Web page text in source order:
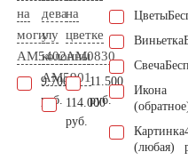
на
могилу
AM5402
9.700
руб.
дева
у
колонны
AM5901
114.000
руб.
на
цветке
AM0830
11.500
руб.
Цветы
Виньетка
Свеча
Икона
Картинка
(любая)